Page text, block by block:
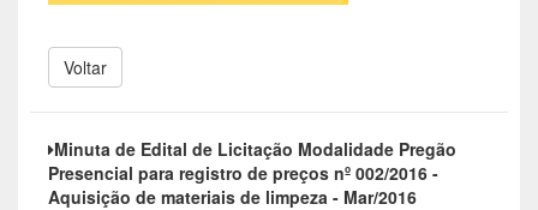
Voltar
Minuta de Edital de Licitação Modalidade Pregão
Presencial para registro de preços nº 002/2016 -
Aquisição de materiais de limpeza - Mar/2016